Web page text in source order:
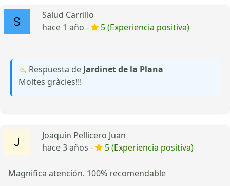
Salud Carrillo
hace 1 año -
5 (Experiencia positiva)
Respuesta de Jardinet de la Plana
Moltes gràcies!!!
Joaquín Pellicero Juan
hace 3 años -
5 (Experiencia positiva)
Magnifica atención. 100% recomendable